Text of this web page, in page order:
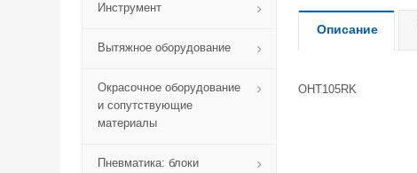
Инструмент
Вытяжное оборудование
Окрасочное оборудование
и сопутствующие
материалы
Пневматика: блоки
Описание
OHT105RK